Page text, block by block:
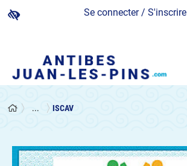
Se connecter / S'inscrire
... ISCAV